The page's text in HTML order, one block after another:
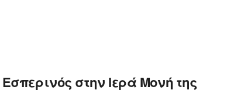
στην Ιερά Μονή της